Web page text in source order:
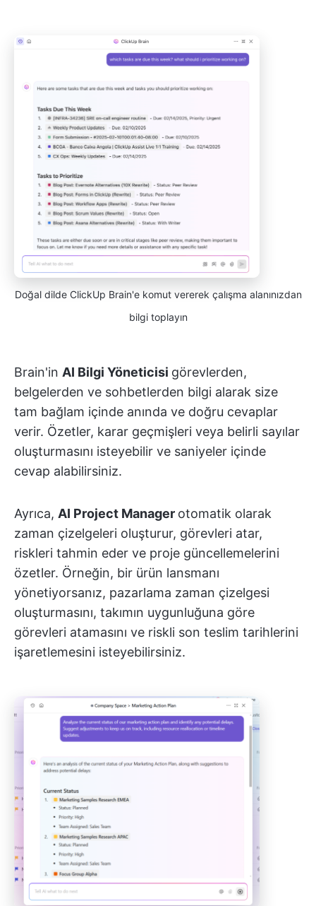
Doğal dilde ClickUp Brain'e komut vererek çalışma alanınızdan
bilgi toplayın
Brain'in AI Bilgi Yöneticisi görevlerden,
belgelerden ve sohbetlerden bilgi alarak size
tam bağlam içinde anında ve doğru cevaplar
verir. Özetler, karar geçmişleri veya belirli sayılar
oluşturmasını isteyebilir ve saniyeler içinde
cevap alabilirsiniz.
Ayrıca, AI Project Manager otomatik olarak
zaman çizelgeleri oluşturur, görevleri atar,
riskleri tahmin eder ve proje güncellemelerini
özetler. Örneğin, bir ürün lansmanı
yönetiyorsanız, pazarlama zaman çizelgesi
oluşturmasını, takımın uygunluğuna göre
görevleri atamasını ve riskli son teslim tarihlerini
işaretlemesini isteyebilirsiniz.